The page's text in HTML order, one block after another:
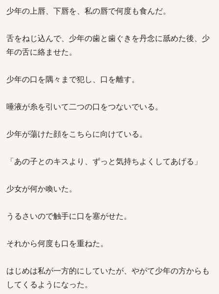
少年の上唇、下唇を、私の唇で何度も食んだ。
舌をねじ込んで、少年の歯と歯ぐきを丹念に舐めた後、少
年の舌に絡ませた。
少年の口を隅々まで犯し、口を離す。
唾液が糸を引いて二つの口をつないでいる。
少年が蕩けた顔をこちらに向けている。
「あの子とのキスより、ずっと気持ちよくしてあげる」
少女が何か喚いた。
うるさいので触手に口を塞がせた。
それから何度も口を重ねた。
はじめは私が一方的にしていたが、やがて少年の方からも
してくるようになった。